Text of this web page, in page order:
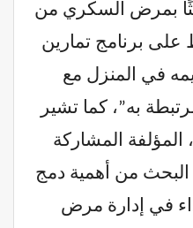
بمرض السكري من
على برنامج تمارين
في المنزل مع
به”، كما تشير
المؤلفة المشاركة
البحث من أهمية دمج
في إدارة مرض